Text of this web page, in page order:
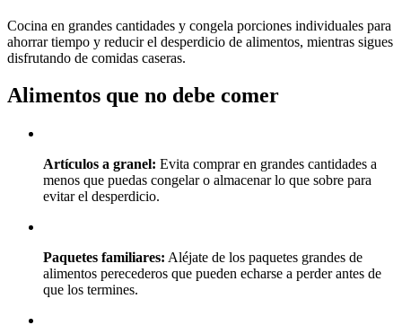
Cocina en grandes cantidades y congela porciones individuales para
ahorrar tiempo y reducir el desperdicio de alimentos, mientras sigues
disfrutando de comidas caseras.
Alimentos que no debe comer
Artículos a granel: Evita comprar en grandes cantidades a
menos que puedas congelar o almacenar lo que sobre para
evitar el desperdicio.
Paquetes familiares: Aléjate de los paquetes grandes de
alimentos perecederos que pueden echarse a perder antes de
que los termines.